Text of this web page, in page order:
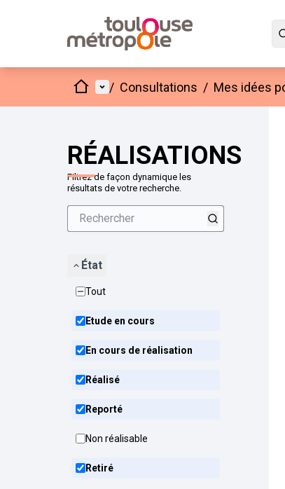
AccueilMenu principal
/ Consultations / Mes idées
RÉALISATIONS
Filtrez de façon dynamique les
résultats de votre recherche.
État
Tout
Etude en cours
En cours de réalisation
Réalisé
Reporté
Non réalisable
Retiré